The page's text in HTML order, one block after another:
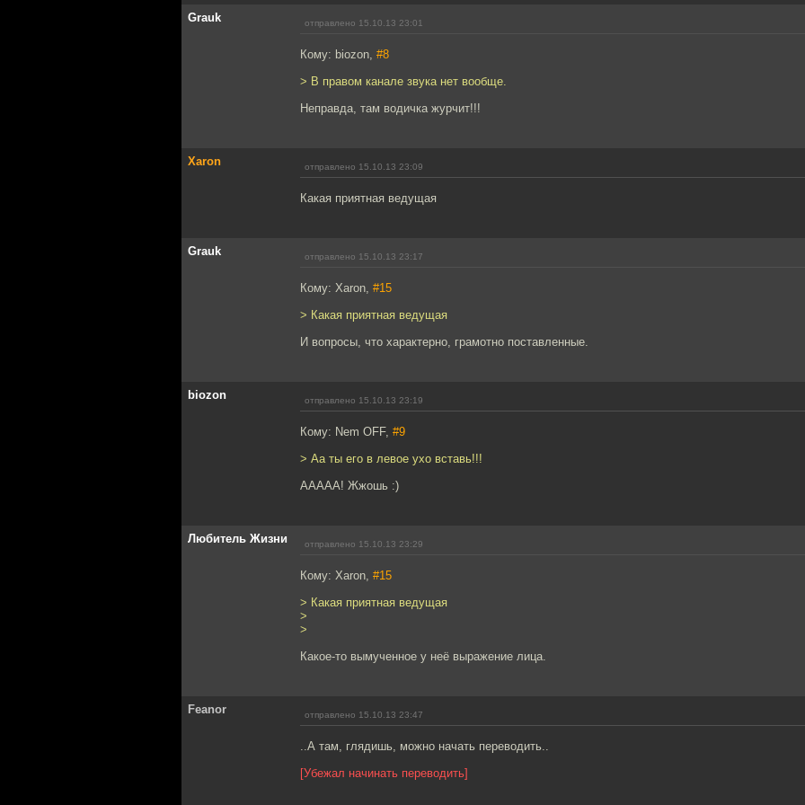
Grauk отправлено 15.10.13 23:01
Кому: biozon, #8
> В правом канале звука нет вообще.
Неправда, там водичка журчит!!!
Xaron отправлено 15.10.13 23:09
Какая приятная ведущая
Grauk отправлено 15.10.13 23:17
Кому: Xaron, #15
> Какая приятная ведущая
И вопросы, что характерно, грамотно поставленные.
biozon отправлено 15.10.13 23:19
Кому: Nem OFF, #9
> Аа ты его в левое ухо вставь!!!
ААААА! Жжошь :)
Любитель Жизни отправлено 15.10.13 23:29
Кому: Xaron, #15
> Какая приятная ведущая
>
>
Какое-то вымученное у неё выражение лица.
Feanor отправлено 15.10.13 23:47
..А там, глядишь, можно начать переводить..
[Убежал начинать переводить]